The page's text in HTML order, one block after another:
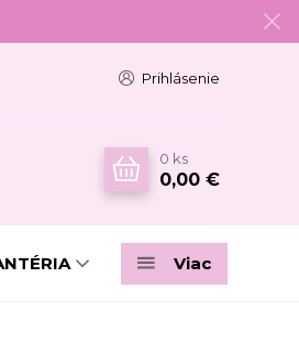
Prihlásenie
0 ks
0,00 €
Viac